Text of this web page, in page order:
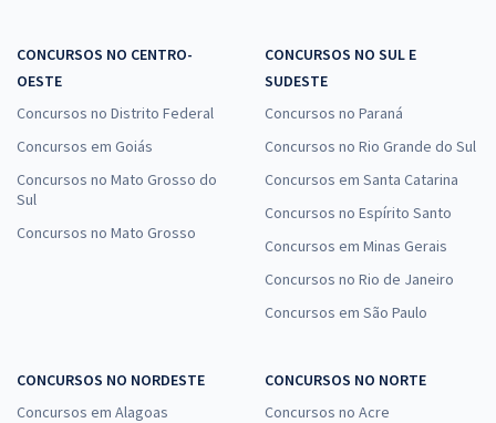
CONCURSOS NO CENTRO-
OESTE
Concursos no Distrito Federal
Concursos em Goiás
Concursos no Mato Grosso do
Sul
Concursos no Mato Grosso
CONCURSOS NO SUL E
SUDESTE
Concursos no Paraná
Concursos no Rio Grande do Sul
Concursos em Santa Catarina
Concursos no Espírito Santo
Concursos em Minas Gerais
Concursos no Rio de Janeiro
Concursos em São Paulo
CONCURSOS NO NORDESTE
Concursos em Alagoas
CONCURSOS NO NORTE
Concursos no Acre